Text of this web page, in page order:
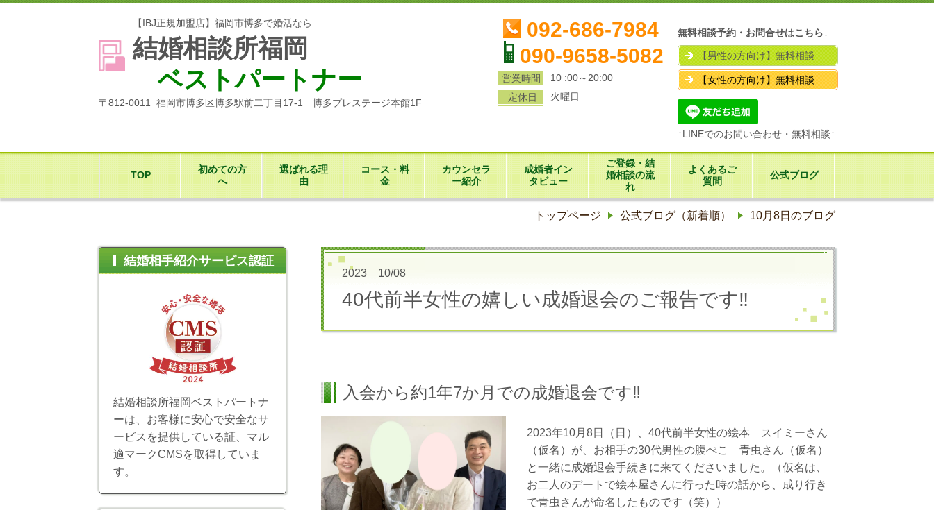
【IBJ正規加盟店】福岡市博多で婚活なら
結婚相談所福岡
ベストパートナー
〒812-0011 福岡市博多区博多駅前二丁目17-1 博多プレステージ本館1F
092-686-7984
090-9658-5082
営業時間
10 :00～20:00
定休日
火曜日
無料相談予約・お問合せはこちら↓
【男性の方向け】無料相談
【女性の方向け】無料相談
↑LINEでのお問い合わせ・無料相談↑
TOP
初めての方
へ
選ばれる理
由
コース・料
金
カウンセラ
ー紹介
成婚者イン
タビュー
ご登録・結
婚相談の流
れ
よくあるご
質問
公式ブログ
トップページ 公式ブログ（新着順） 10月8日のブログ
2023 10/08
40代前半女性の嬉しい成婚退会のご報告です‼
入会から約1年7か月での成婚退会です‼
2023年10月8日（日）、40代前半女性の絵本 スイミーさん
（仮名）が、お相手の30代男性の腹ぺこ 青虫さん（仮名）
と一緒に成婚退会手続きに来てくださいました。（仮名は、
お二人のデートで絵本屋さんに行った時の話から、成り行き
で青虫さんが命名したものです（笑））
結婚相手紹介サービス認証
結婚相談所福岡ベストパートナ
ーは、お客様に安心で安全なサ
ービスを提供している証、マル
適マークCMSを取得していま
す。